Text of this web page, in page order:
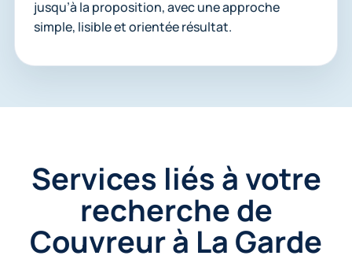
jusqu’à la proposition, avec une approche
simple, lisible et orientée résultat.
Services liés à votre
recherche de
Couvreur à La Garde